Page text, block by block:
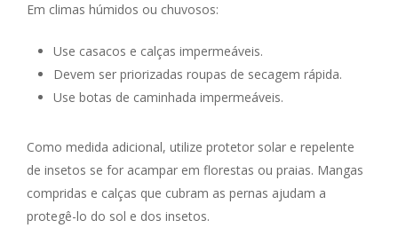
Em climas húmidos ou chuvosos:
Use casacos e calças impermeáveis.
Devem ser priorizadas roupas de secagem rápida.
Use botas de caminhada impermeáveis.
Como medida adicional, utilize protetor solar e repelente
de insetos se for acampar em florestas ou praias. Mangas
compridas e calças que cubram as pernas ajudam a
protegê-lo do sol e dos insetos.